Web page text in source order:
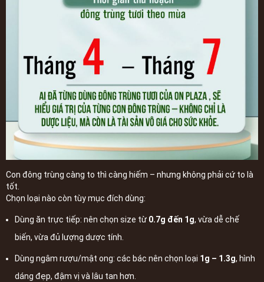
Con đông trùng càng to thì càng hiếm – nhưng không phải cứ to là
tốt.
Chọn loại nào còn tùy mục đích dùng:
Dùng ăn trực tiếp: nên chọn size từ 0.7g đến 1g, vừa dễ chế
biến, vừa đủ lượng dược tính.
Dùng ngâm rượu/mật ong: các bác nên chọn loại 1g – 1.3g, hình
dáng đẹp, đậm vị và lâu tan hơn.